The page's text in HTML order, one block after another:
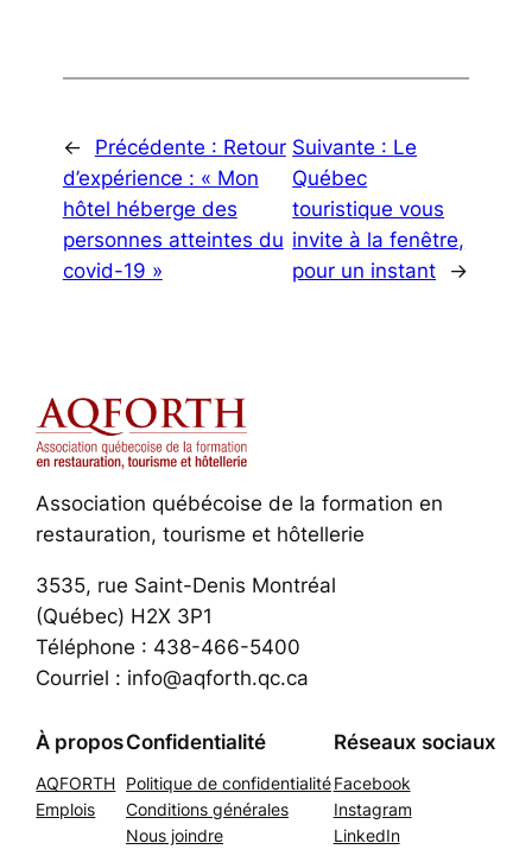
← Précédente : Retour
d’expérience : « Mon
hôtel héberge des
personnes atteintes du
covid-19 »
Suivante : Le
Québec
touristique vous
invite à la fenêtre,
pour un instant
→
Association québécoise de la formation en
restauration, tourisme et hôtellerie
3535, rue Saint-Denis Montréal
(Québec) H2X 3P1
Téléphone : 438-466-5400
Courriel : info@aqforth.qc.ca
À propos
AQFORTH
Emplois
Confidentialité
Politique de confidentialité
Conditions générales
Nous joindre
Réseaux sociaux
Facebook
Instagram
LinkedIn